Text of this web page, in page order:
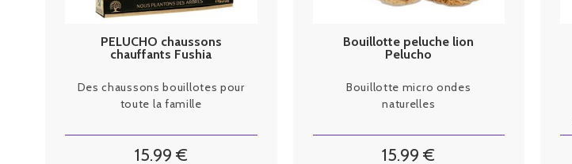
PELUCHO chaussons
chauffants Fushia
Des chaussons bouillotes pour
toute la famille
15.99 €
Bouillotte peluche lion
Pelucho
Bouillotte micro ondes
naturelles
15.99 €